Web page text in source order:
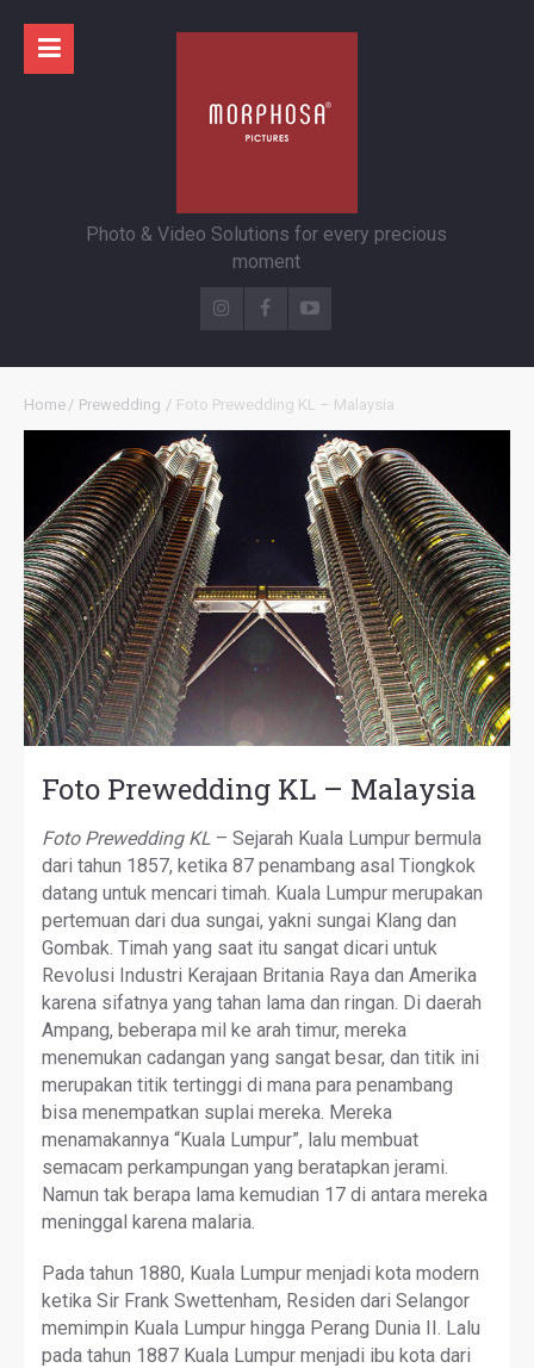
Photo & Video Solutions for every precious
moment
Home / Prewedding / Foto Prewedding KL – Malaysia
Foto Prewedding KL – Malaysia
Foto Prewedding KL – Sejarah Kuala Lumpur bermula
dari tahun 1857, ketika 87 penambang asal Tiongkok
datang untuk mencari timah. Kuala Lumpur merupakan
pertemuan dari dua sungai, yakni sungai Klang dan
Gombak. Timah yang saat itu sangat dicari untuk
Revolusi Industri Kerajaan Britania Raya dan Amerika
karena sifatnya yang tahan lama dan ringan. Di daerah
Ampang, beberapa mil ke arah timur, mereka
menemukan cadangan yang sangat besar, dan titik ini
merupakan titik tertinggi di mana para penambang
bisa menempatkan suplai mereka. Mereka
menamakannya “Kuala Lumpur”, lalu membuat
semacam perkampungan yang beratapkan jerami.
Namun tak berapa lama kemudian 17 di antara mereka
meninggal karena malaria.
Pada tahun 1880, Kuala Lumpur menjadi kota modern
ketika Sir Frank Swettenham, Residen dari Selangor
memimpin Kuala Lumpur hingga Perang Dunia II. Lalu
pada tahun 1887 Kuala Lumpur menjadi ibu kota dari